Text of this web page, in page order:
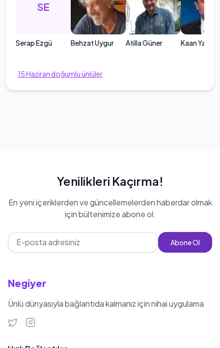
SE
Serap Ezgü Behzat Uygur Atilla Güner Kaan
15Haziran doğumlu ünlüler
Yenilikleri Kaçırma!
En yeni içeriklerden ve güncellemelerden haberdar olmak
için bültenimize abone ol.
Abone Ol
Negiyer
Ünlü dünyasıyla bağlantıda kalmanız için nihai uygulama